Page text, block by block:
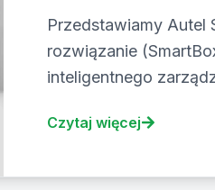
Przedstawiamy Autel
rozwiązanie
inteligentnego
zarządzanie i
Czytaj więcej